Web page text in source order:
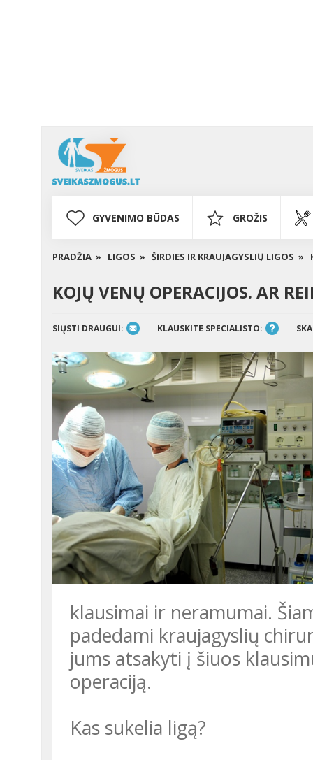
GYVENIMO BŪDAS GROŽIS
PRADŽIA » LIGOS » ŠIRDIES IR KRAUJAGYSLIŲ LIGOS »
KOJŲ VENŲ OPERACIJOS. AR
SIŲSTI DRAUGUI: KLAUSKITE SPECIALISTO:
klausimai ir neramumai.
padedami kraujagyslių
jums atsakyti į šiuos
operaciją.
Kas sukelia ligą?